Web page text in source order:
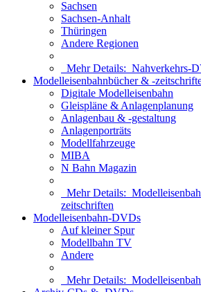
Sachsen
Sachsen-Anhalt
Thüringen
Andere Regionen
Mehr Details: Nahverkehrs-
Modelleisenbahnbücher & -
Digitale Modelleisenbahn
Gleispläne & Anlagenplanung
Anlagenbau & -gestaltung
Anlagenporträts
Modellfahrzeuge
MIBA
N Bahn Magazin
Mehr Details:
zeitschriften
Modelleisenbahn-DVDs
Auf kleiner Spur
Modellbahn TV
Andere
Mehr Details: